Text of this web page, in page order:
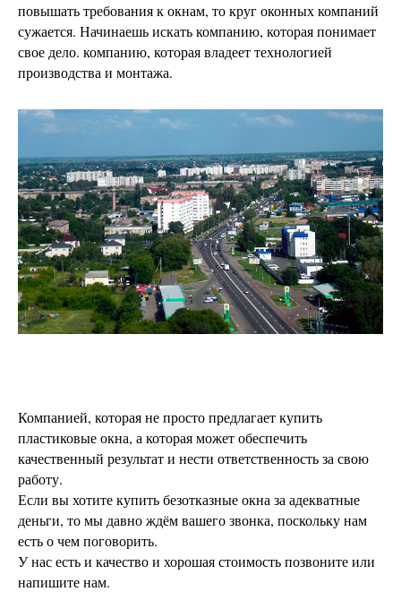
повышать требования к окнам, то круг оконных компаний
сужается. Начинаешь искать компанию, которая понимает
свое дело. компанию, которая владеет технологией
производства и монтажа.
Компанией, которая не просто предлагает купить
пластиковые окна, а которая может обеспечить
качественный результат и нести ответственность за свою
работу.
Если вы хотите купить безотказные окна за адекватные
деньги, то мы давно ждём вашего звонка, поскольку нам
есть о чем поговорить.
У нас есть и качество и хорошая стоимость позвоните или
напишите нам.